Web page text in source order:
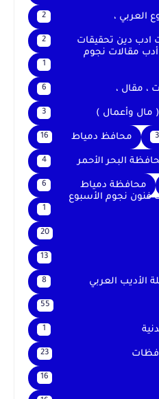
العربي ، 2
ادب دين تحقيقات 2
أدب مقالات نجوم
1
، مقال ، 6
مال وأعمال ) 3
3 محافظ دمياط 16
البحر الأحمر 4
محافظة دمياط 6
فنون نجوم الأسبوع
1
20
13
الأديب العربي 8
55
1
23
16